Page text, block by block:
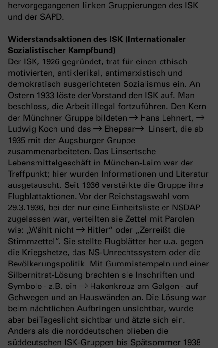
hervorgegangenen linken Gruppierungen des ISK
und der SAPD.
Widerstandsaktionen des ISK (Internationaler
Sozialistischer Kampfbund)
Der ISK, 1926 gegründet, trat für einen ethisch
motivierten, antiklerikal, antimarxistisch und
demokratisch ausgerichteten Sozialismus ein. An
Ostern 1933 löste der Vorstand den ISK auf. Man
beschloss, die Arbeit illegal fortzuführen. Den Kern
der Münchner Gruppe bildeten
Hans Lehnert,
Ludwig Koch und das Ehepaar Linsert, die ab
1935 mit der Augsburger Gruppe
zusammenarbeiteten. Das Linsertsche
Lebensmittelgeschäft in München-Laim war der
Treffpunkt; hier wurden Informationen und Literatur
ausgetauscht. Seit 1936 verstärkte die Gruppe ihre
Flugblattaktionen. Vor der Reichstagswahl vom
29.3.1936, bei der nur eine Einheitsliste er NSDAP
zugelassen war, verteilten sie Zettel mit Parolen
wie: „Wählt nicht
Hitler“ oder „Zerreißt die
Stimmzettel“. Sie stellte Flugblätter her u.a. gegen
die Kriegshetze, das NS-Unrechtssystem oder die
Bevölkerungspolitik. Mit Gummistempeln und einer
Silbernitrat-Lösung brachten sie Inschriften und
Symbole - z.B. ein
Hakenkreuz am Galgen - auf
Gehwegen und an Hauswänden an. Die Lösung war
beim nächtlichen Aufbringen unsichtbar, wurde
aber bei Tageslicht sichtbar und ätzte sich ein.
Anders als die norddeutschen blieben die
süddeutschen ISK-Gruppen bis Spätsommer 1938